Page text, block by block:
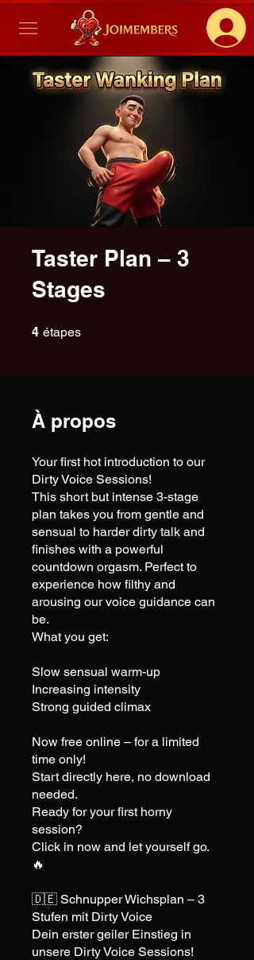
Taster Plan – 3
Stages
4 étapes
À propos
Your first hot introduction to our
Dirty Voice Sessions!
This short but intense 3-stage
plan takes you from gentle and
sensual to harder dirty talk and
finishes with a powerful
countdown orgasm. Perfect to
experience how filthy and
arousing our voice guidance can
be.
What you get:
Slow sensual warm-up
Increasing intensity
Strong guided climax
Now free online – for a limited
time only!
Start directly here, no download
needed.
Ready for your first horny
session?
Click in now and let yourself go.
🔥
🇩🇪 Schnupper Wichsplan – 3
Stufen mit Dirty Voice
Dein erster geiler Einstieg in
unsere Dirty Voice Sessions!